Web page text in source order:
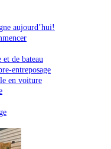
aujourd’hui!
de bateau
entreposage
en voiture